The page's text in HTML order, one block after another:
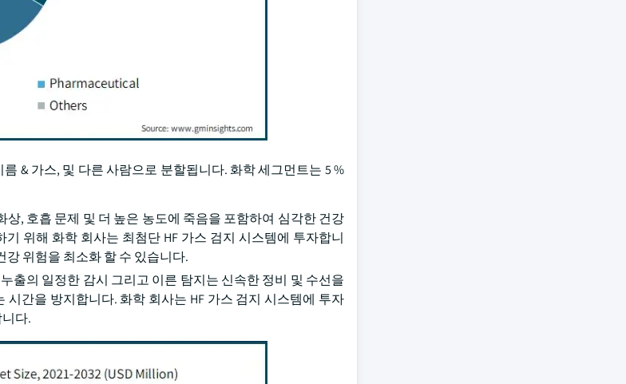
& 가스, 및 다른 사람으로 분할됩니다. 화학 세그먼트는 5 %
, 호흡 문제 및 더 높은 농도에 죽음을 포함하여 심각한 건강
위해 화학 회사는 최첨단 HF 가스 검지 시스템에 투자합니
위험을 최소화 할 수 있습니다.
출의 일정한 감시 그리고 이른 탐지는 신속한 정비 및 수선을
간을 방지합니다. 화학 회사는 HF 가스 검지 시스템에 투자
다.